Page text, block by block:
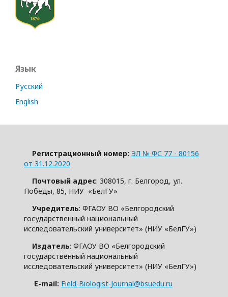
Язык
Русский
English
Регистрационный номер: ЭЛ № ФС 77 - 80156
от 31.12.2020
Почтовый адрес: 308015, г. Белгород, ул.
Победы, 85, НИУ «БелГУ»
Учредитель: ФГАОУ ВО «Белгородский
государственный национальный
исследовательский университет» (НИУ «БелГУ»)
Издатель: ФГАОУ ВО «Белгородский
государственный национальный
исследовательский университет» (НИУ «БелГУ»)
E-mail: Field-Biologist-Journal@bsuedu.ru